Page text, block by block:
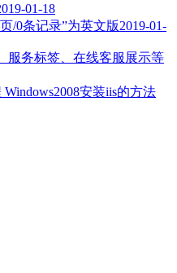
01-18
/0条记录”为英文版2019-01-
服务标签、在线客服展示等
安装iis的方法